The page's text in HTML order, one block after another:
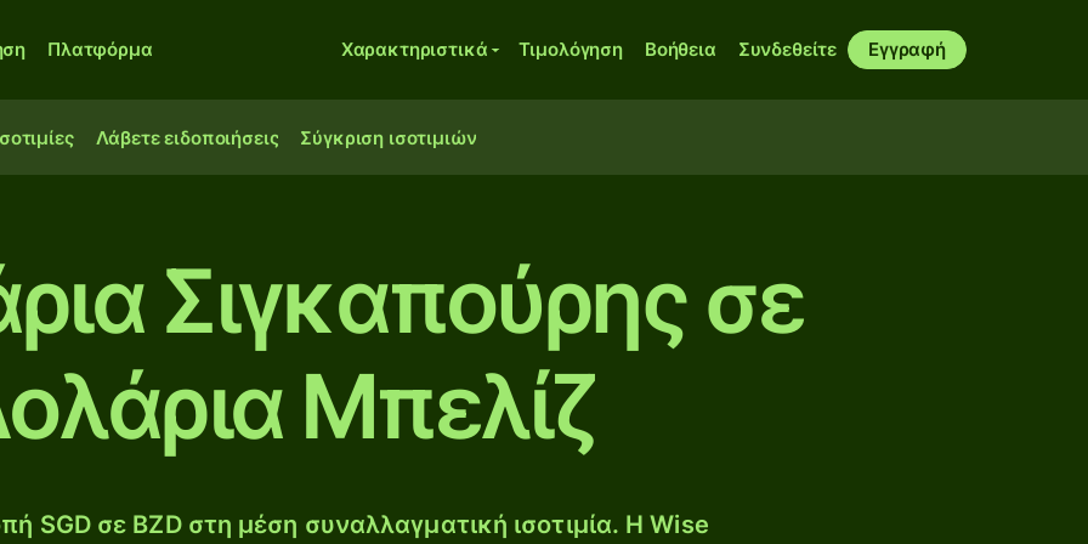
Πλατφόρμα Χαρακτηριστικά Τιμολόγηση Βοήθεια Συνδεθείτε Εγγραφή
Λάβετε ειδοποιήσεις Σύγκριση ισοτιμιών
Σιγκαπούρης σε
Μπελίζ
SGD σε BZD στη μέση συναλλαγματική ισοτιμία. Η Wise